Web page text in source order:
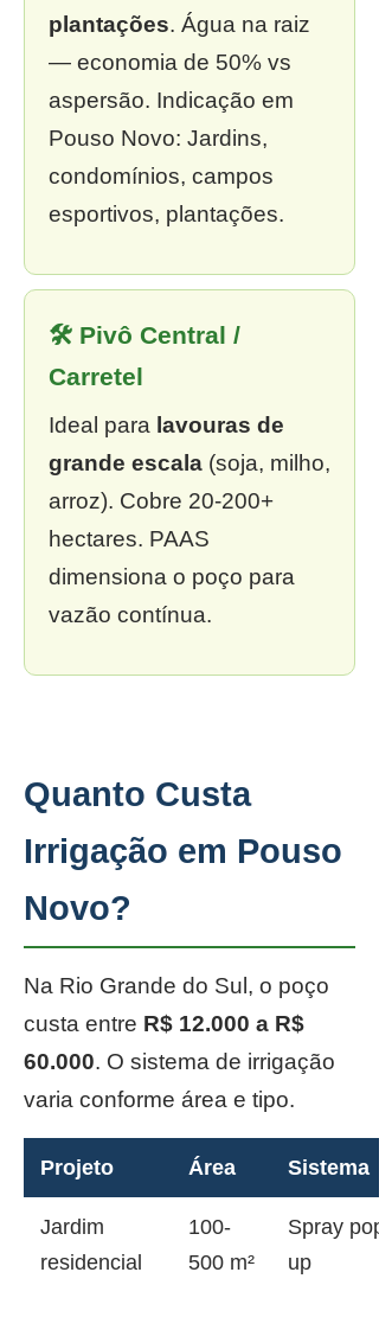
plantações. Água na raiz
— economia de 50% vs
aspersão. Indicação em
Pouso Novo: Jardins,
condomínios, campos
esportivos, plantações.
🛠 Pivô Central /
Carretel
Ideal para lavouras de
grande escala (soja, milho,
arroz). Cobre 20-200+
hectares. PAAS
dimensiona o poço para
vazão contínua.
Quanto Custa
Irrigação em Pouso
Novo?
Na Rio Grande do Sul, o poço
custa entre R$ 12.000 a R$
60.000. O sistema de irrigação
varia conforme área e tipo.
Projeto Área Sistema
Jardim
residencial
100-
500 m²
Spray pop-
up